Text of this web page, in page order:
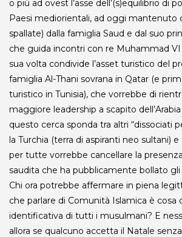
o più ad ovest l’asse dell’(s)equilibrio di
Paesi mediorientali, ad oggi mantenuto
spallate) dalla famiglia Saud e dal suo
che guida incontri con re Muhammad
sua volta condivide l’asset turistico del
famiglia Al-Thani sovrana in Qatar (e
turistico in Tunisia), che vorrebbe di
maggiore leadership a scapito
questo cerca sponda tra altri “dissociati
la Turchia (terra di aspiranti neo sultani)
per tutte vorrebbe cancellare la
saudita che ha pubblicamente bollato gli
Chi ora potrebbe affermare in piena
che parlare di Comunità Islamica è cosa
identificativa di tutti i musulmani? E
allora se qualcuno accetta il Natale